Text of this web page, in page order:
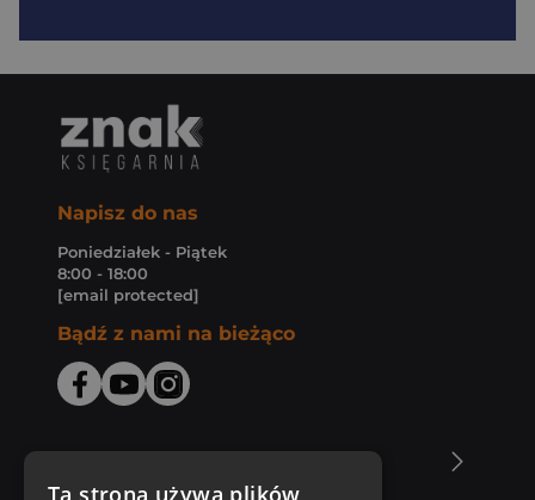
Napisz do nas
Poniedziałek - Piątek
8:00 - 18:00
[email protected]
Bądź z nami na bieżąco
Ta strona używa plików